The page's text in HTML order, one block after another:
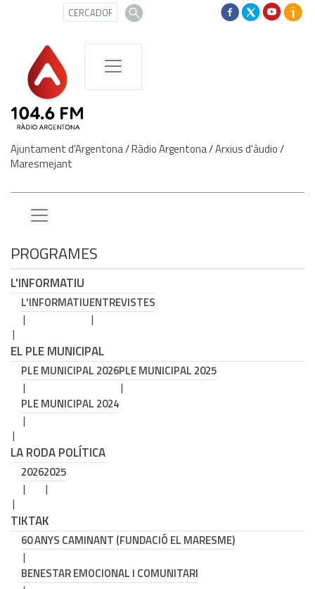
Ajuntament d'Argentona/Ràdio Argentona/Arxius d'àudio/
Maresmejant
PROGRAMES
L'INFORMATIU
L'INFORMATIUENTREVISTES
EL PLE MUNICIPAL
PLE MUNICIPAL 2026PLE MUNICIPAL 2025
PLE MUNICIPAL 2024
LA RODA POLÍTICA
20262025
TIKTAK
60 ANYS CAMINANT (FUNDACIÓ EL MARESME)
BENESTAR EMOCIONAL I COMUNITARI